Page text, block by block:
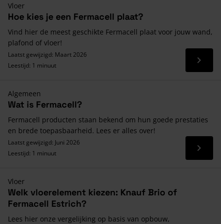
Vloer
Hoe kies je een Fermacell plaat?
Vind hier de meest geschikte Fermacell plaat voor jouw wand,
plafond of vloer!
Laatst gewijzigd: Maart 2026
Leestijd: 1 minuut
Lees
Algemeen
Wat is Fermacell?
Fermacell producten staan bekend om hun goede prestaties
en brede toepasbaarheid. Lees er alles over!
Laatst gewijzigd: Juni 2026
Leestijd: 1 minuut
Lees
Vloer
Welk vloerelement kiezen: Knauf Brio of
Fermacell Estrich?
Lees hier onze vergelijking op basis van opbouw,